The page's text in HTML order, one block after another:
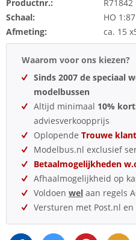
Productnr.:
R71842
Schaal:
HO 1:87
Afmeting:
ca. 15
Waarom voor ons kiezen?
Sinds 2007 de speciaal
modelbussen
Altijd minimaal 10%
adviesverkoopprijs
Oplopende Trouwe
Modelbus.nl exclusief
Betaalmogelijkheden
Afhaalmogelijkheid op
Voldoen wel aan regels
Versturen met Post.nl en